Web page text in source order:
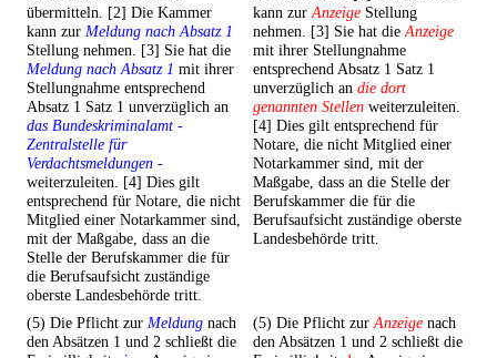
übermitteln. [2] Die Kammer
kann zur Meldung nach Absatz 1
Stellung nehmen. [3] Sie hat die
Meldung nach Absatz 1 mit ihrer
Stellungnahme entsprechend
Absatz 1 Satz 1 unverzüglich an
das Bundeskriminalamt -
Zentralstelle für
Verdachtsmeldungen -
weiterzuleiten. [4] Dies gilt
entsprechend für Notare, die nicht
Mitglied einer Notarkammer sind,
mit der Maßgabe, dass an die
Stelle der Berufskammer die für
die Berufsaufsicht zuständige
oberste Landesbehörde tritt.
kann zurAnzeige Stellung
nehmen. [3] Sie hat dieAnzeige
mit ihrer Stellungnahme
entsprechend Absatz 1 Satz 1
unverzüglich an die dort
genannten Stellen weiterzuleiten.
[4] Dies gilt entsprechend für
Notare, die nicht Mitglied einer
Notarkammer sind, mit der
Maßgabe, dass an die Stelle der
Berufskammer die für die
Berufsaufsicht zuständige oberste
Landesbehörde tritt.
(5) Die Pflicht zur Meldung nach
den Absätzen 1 und 2 schließt die
(5) Die Pflicht zurAnzeige nach
den Absätzen 1 und 2 schließt die